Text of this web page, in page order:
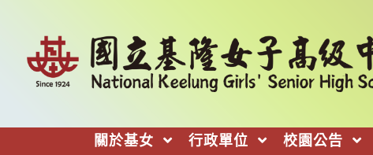
關於基女 行政單位 校園公告